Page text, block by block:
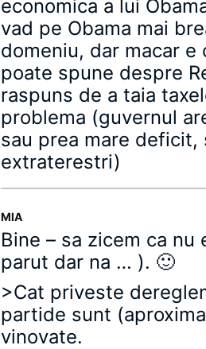
economica a lui
vad pe Obama mai
domeniu, dar macar
poate spune despre
raspuns de a taia
problema (guvernul
sau prea mare deficit,
extraterestri)
MIA
Bine – sa zicem ca
parut dar na … ). 🙂
>Cat priveste
partide sunt
vinovate.